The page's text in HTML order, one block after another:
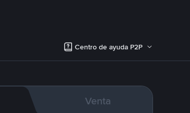
Centro de ayuda P2P
Venta